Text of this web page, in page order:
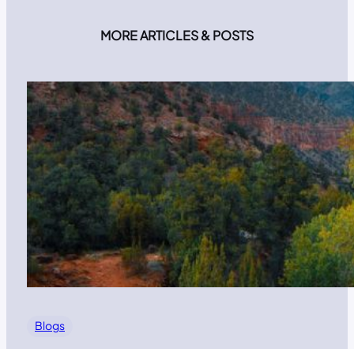
MORE ARTICLES & POSTS
Blogs